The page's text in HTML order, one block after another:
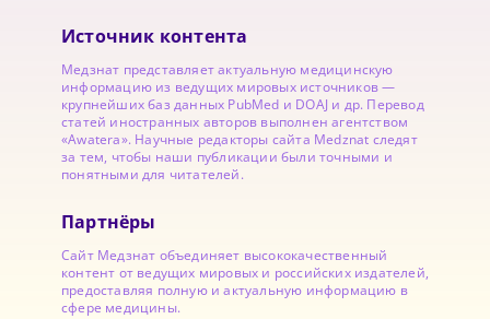
Источник контента
Медзнат представляет актуальную медицинскую
информацию из ведущих мировых источников —
крупнейших баз данных PubMed и DOAJ и др. Перевод
статей иностранных авторов выполнен агентством
«Awatera». Научные редакторы сайта Medznat следят
за тем, чтобы наши публикации были точными и
понятными для читателей.
Партнёры
Сайт Медзнат объединяет высококачественный
контент от ведущих мировых и российских издателей,
предоставляя полную и актуальную информацию в
сфере медицины.